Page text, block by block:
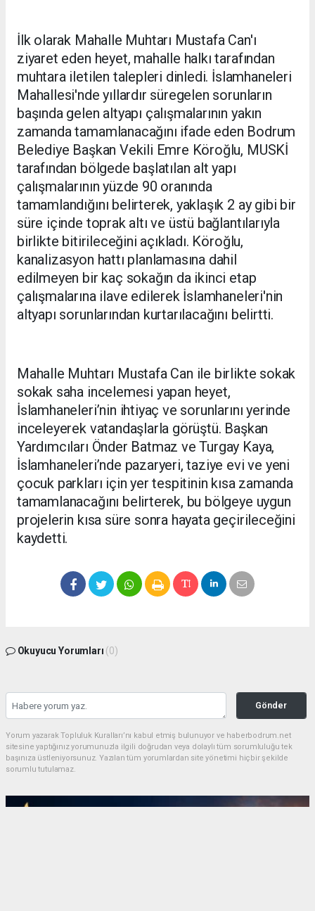
İlk olarak Mahalle Muhtarı Mustafa Can'ı
ziyaret eden heyet, mahalle halkı tarafından
muhtara iletilen talepleri dinledi. İslamhaneleri
Mahallesi'nde yıllardır süregelen sorunların
başında gelen altyapı çalışmalarının yakın
zamanda tamamlanacağını ifade eden Bodrum
Belediye Başkan Vekili Emre Köroğlu, MUSKİ
tarafından bölgede başlatılan alt yapı
çalışmalarının yüzde 90 oranında
tamamlandığını belirterek, yaklaşık 2 ay gibi bir
süre içinde toprak altı ve üstü bağlantılarıyla
birlikte bitirileceğini açıkladı. Köroğlu,
kanalizasyon hattı planlamasına dahil
edilmeyen bir kaç sokağın da ikinci etap
çalışmalarına ilave edilerek İslamhaneleri'nin
altyapı sorunlarından kurtarılacağını belirtti.
Mahalle Muhtarı Mustafa Can ile birlikte sokak
sokak saha incelemesi yapan heyet,
İslamhaneleri’nin ihtiyaç ve sorunlarını yerinde
inceleyerek vatandaşlarla görüştü. Başkan
Yardımcıları Önder Batmaz ve Turgay Kaya,
İslamhaneleri’nde pazaryeri, taziye evi ve yeni
çocuk parkları için yer tespitinin kısa zamanda
tamamlanacağını belirterek, bu bölgeye uygun
projelerin kısa süre sonra hayata geçirileceğini
kaydetti.
Okuyucu Yorumları (0)
Gönder
Yorum yazarak Topluluk Kuralları’nı kabul etmiş bulunuyor ve haberbodrum.net
sitesine yaptığınız yorumunuzla ilgili doğrudan veya dolaylı tüm sorumluluğu tek
başınıza üstleniyorsunuz. Yazılan tüm yorumlardan site yönetimi hiçbir şekilde
sorumlu tutulamaz.